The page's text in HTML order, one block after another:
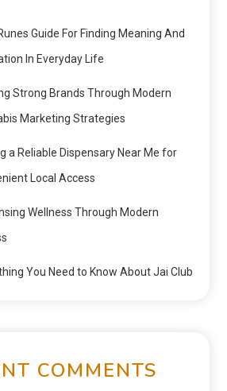
Guide For Finding Meaning And
In Everyday Life
Strong Brands Through Modern
Marketing Strategies
a Reliable Dispensary Near Me for
Local Access
Wellness Through Modern
You Need to Know About Jai Club
COMMENTS